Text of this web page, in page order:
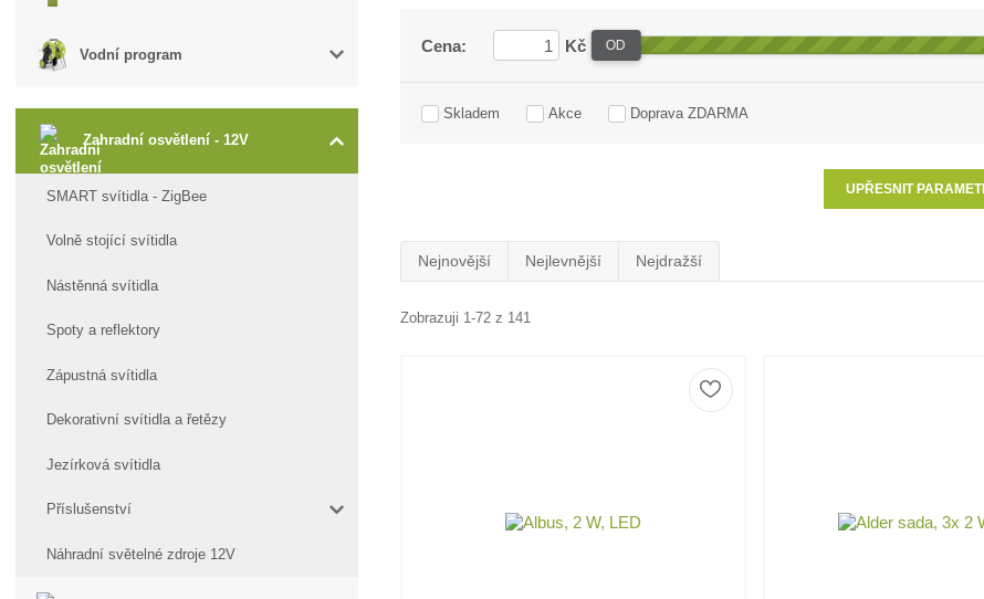
Vodní program
Zahradní osvětlení - 12V
SMART svítidla - ZigBee
Volně stojící svítidla
Nástěnná svítidla
Spoty a reflektory
Zápustná svítidla
Dekorativní svítidla a řetězy
Jezírková svítidla
Příslušenství
Náhradní světelné zdroje 12V
UPŘESNIT
Cena: Kč OD
Skladem Akce Doprava ZDARMA
Nejnovější Nejlevnější Nejdražší
Zobrazuji 1-72 z 141